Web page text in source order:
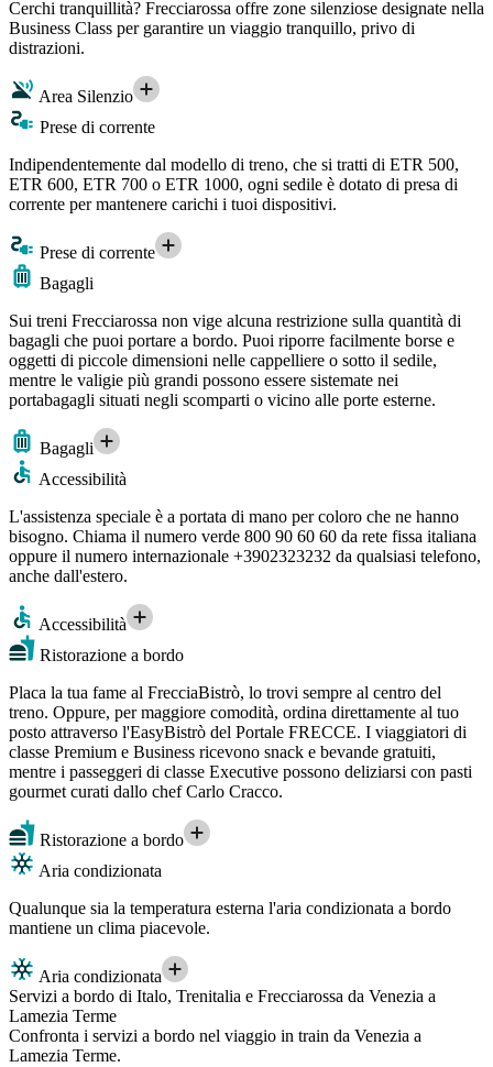
Cerchi tranquillità? Frecciarossa offre zone silenziose designate nella
Business Class per garantire un viaggio tranquillo, privo di
distrazioni.
Area Silenzio
Prese di corrente
Indipendentemente dal modello di treno, che si tratti di ETR 500,
ETR 600, ETR 700 o ETR 1000, ogni sedile è dotato di presa di
corrente per mantenere carichi i tuoi dispositivi.
Prese di corrente
Bagagli
Sui treni Frecciarossa non vige alcuna restrizione sulla quantità di
bagagli che puoi portare a bordo. Puoi riporre facilmente borse e
oggetti di piccole dimensioni nelle cappelliere o sotto il sedile,
mentre le valigie più grandi possono essere sistemate nei
portabagagli situati negli scomparti o vicino alle porte esterne.
Bagagli
Accessibilità
L'assistenza speciale è a portata di mano per coloro che ne hanno
bisogno. Chiama il numero verde 800 90 60 60 da rete fissa italiana
oppure il numero internazionale +3902323232 da qualsiasi telefono,
anche dall'estero.
Accessibilità
Ristorazione a bordo
Placa la tua fame al FrecciaBistrò, lo trovi sempre al centro del
treno. Oppure, per maggiore comodità, ordina direttamente al tuo
posto attraverso l'EasyBistrò del Portale FRECCE. I viaggiatori di
classe Premium e Business ricevono snack e bevande gratuiti,
mentre i passeggeri di classe Executive possono deliziarsi con pasti
gourmet curati dallo chef Carlo Cracco.
Ristorazione a bordo
Aria condizionata
Qualunque sia la temperatura esterna l'aria condizionata a bordo
mantiene un clima piacevole.
Aria condizionata
Servizi a bordo di Italo, Trenitalia e Frecciarossa da Venezia a
Lamezia Terme
Confronta i servizi a bordo nel viaggio in train da Venezia a
Lamezia Terme.